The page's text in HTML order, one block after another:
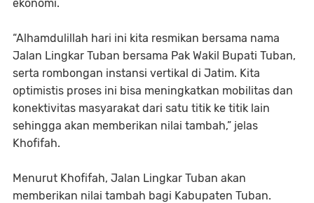
ekonomi.
“Alhamdulillah hari ini kita resmikan bersama nama
Jalan Lingkar Tuban bersama Pak Wakil Bupati Tuban,
serta rombongan instansi vertikal di Jatim. Kita
optimistis proses ini bisa meningkatkan mobilitas dan
konektivitas masyarakat dari satu titik ke titik lain
sehingga akan memberikan nilai tambah,” jelas
Khofifah.
Menurut Khofifah, Jalan Lingkar Tuban akan
memberikan nilai tambah bagi Kabupaten Tuban.